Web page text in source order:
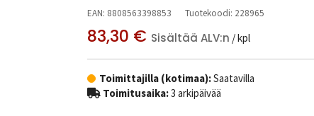
EAN: 8808563398853 Tuotekoodi: 228965
83,30 € Sisältää ALV:n / kpl
Toimittajilla (kotimaa):Saatavilla
Toimitusaika:3 arkipäivää